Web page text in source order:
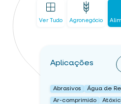
Ver Tudo Agronegócio
Aplicações
Abrasivos
Água de
Ar-comprimido